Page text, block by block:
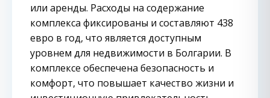
или аренды. Расходы на содержание
комплекса фиксированы и составляют 438
евро в год, что является доступным
уровнем для недвижимости в Болгарии. В
комплексе обеспечена безопасность и
комфорт, что повышает качество жизни и